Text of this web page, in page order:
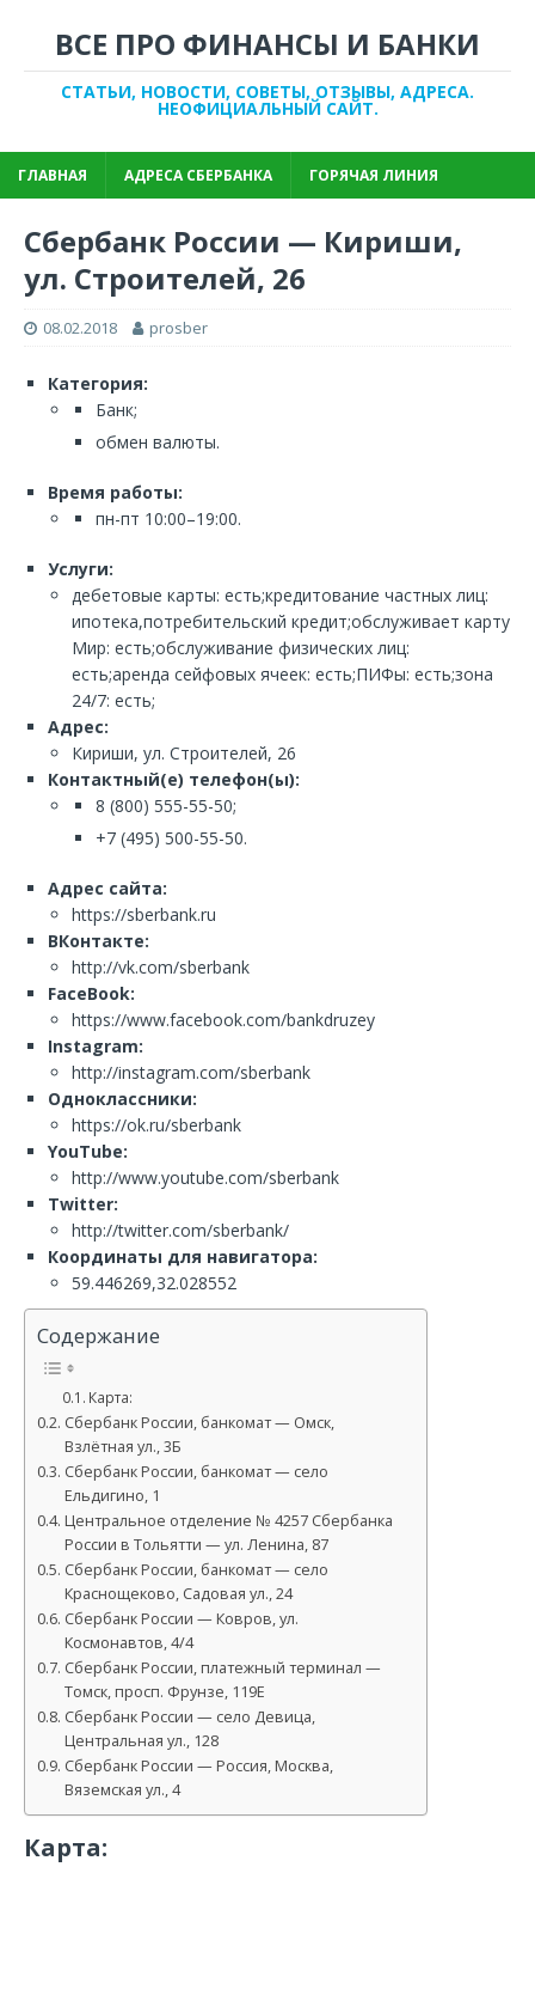
ВСЕ ПРО ФИНАНСЫ И БАНКИ
СТАТЬИ, НОВОСТИ, СОВЕТЫ, ОТЗЫВЫ, АДРЕСА.
НЕОФИЦИАЛЬНЫЙ САЙТ.
ГЛАВНАЯ АДРЕСА СБЕРБАНКА ГОРЯЧАЯ ЛИНИЯ
Сбербанк России — Кириши,
ул. Строителей, 26
08.02.2018 prosber
Категория:
Банк;
обмен валюты.
Время работы:
пн-пт 10:00–19:00.
Услуги:
дебетовые карты: есть;кредитование частных лиц:
ипотека,потребительский кредит;обслуживает карту
Мир: есть;обслуживание физических лиц:
есть;аренда сейфовых ячеек: есть;ПИФы: есть;зона
24/7: есть;
Адрес:
Кириши, ул. Строителей, 26
Контактный(е) телефон(ы):
8 (800) 555-55-50;
+7 (495) 500-55-50.
Адрес сайта:
https://sberbank.ru
ВКонтакте:
http://vk.com/sberbank
FaceBook:
https://www.facebook.com/bankdruzey
Instagram:
http://instagram.com/sberbank
Одноклассники:
https://ok.ru/sberbank
YouTube:
http://www.youtube.com/sberbank
Twitter:
http://twitter.com/sberbank/
Координаты для навигатора:
59.446269,32.028552
Содержание
Карта:
Сбербанк России, банкомат — Омск,
Взлётная ул., 3Б
Сбербанк России, банкомат — село
Ельдигино, 1
Центральное отделение № 4257 Сбербанка
России в Тольятти — ул. Ленина, 87
Сбербанк России, банкомат — село
Краснощеково, Садовая ул., 24
Сбербанк России — Ковров, ул.
Космонавтов, 4/4
Сбербанк России, платежный терминал —
Томск, просп. Фрунзе, 119Е
Сбербанк России — село Девица,
Центральная ул., 128
Сбербанк России — Россия, Москва,
Вяземская ул., 4
Карта: